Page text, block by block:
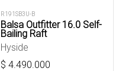
R191SB3U-B
Balsa Outfitter 16.0 Self-
Bailing Raft
Hyside
$ 4.490.000